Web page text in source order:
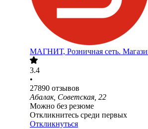
МАГНИТ, Розничная сеть.
3.4
•
27890 отзывов
Абалак, Советская, 22
Можно без резюме
Откликнитесь среди первых
Откликнуться